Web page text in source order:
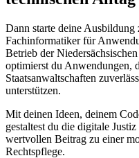
Dann starte deine
Fachinformatiker für
Betrieb der
optimierst du Anwendungen,
Staatsanwaltschaften
unterstützen.
Mit deinen Ideen, deinem
gestaltest du die digitale
wertvollen Beitrag zu einer
Rechtspflege.